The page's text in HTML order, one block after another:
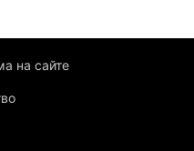
на сайте